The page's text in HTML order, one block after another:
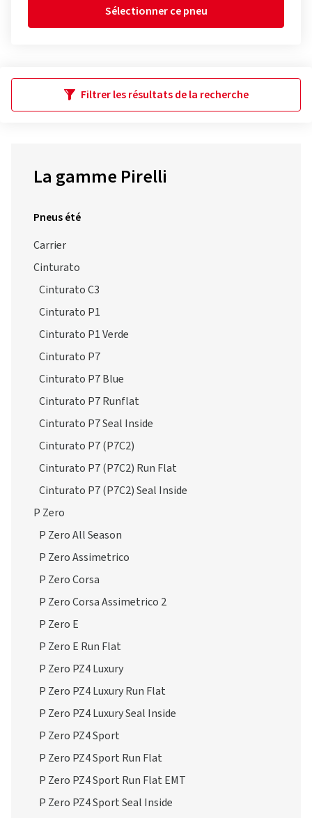
Sélectionner ce pneu
Filtrer les résultats de la recherche
La gamme Pirelli
Pneus été
Carrier
Cinturato
Cinturato C3
Cinturato P1
Cinturato P1 Verde
Cinturato P7
Cinturato P7 Blue
Cinturato P7 Runflat
Cinturato P7 Seal Inside
Cinturato P7 (P7C2)
Cinturato P7 (P7C2) Run Flat
Cinturato P7 (P7C2) Seal Inside
P Zero
P Zero All Season
P Zero Assimetrico
P Zero Corsa
P Zero Corsa Assimetrico 2
P Zero E
P Zero E Run Flat
P Zero PZ4 Luxury
P Zero PZ4 Luxury Run Flat
P Zero PZ4 Luxury Seal Inside
P Zero PZ4 Sport
P Zero PZ4 Sport Run Flat
P Zero PZ4 Sport Run Flat EMT
P Zero PZ4 Sport Seal Inside